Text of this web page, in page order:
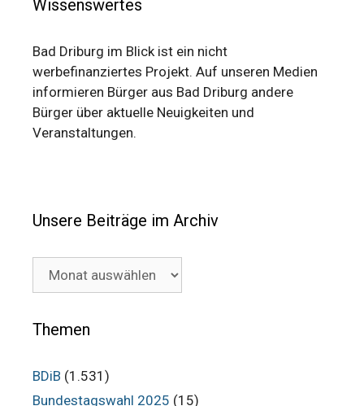
Wissenswertes
Bad Driburg im Blick ist ein nicht
werbefinanziertes Projekt. Auf unseren Medien
informieren Bürger aus Bad Driburg andere
Bürger über aktuelle Neuigkeiten und
Veranstaltungen.
Unsere Beiträge im Archiv
Unsere
Archiv
Themen
BDiB (1.531)
Bundestagswahl 2025 (15)